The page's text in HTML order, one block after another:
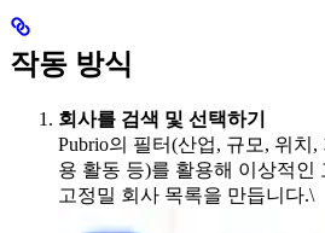
작동 방식
회사를 검색 및 선택하기
Pubrio의 필터(산업, 규모, 위치
용 활동 등)를 활용해 이상적인
고정밀 회사 목록을 만듭니다.\